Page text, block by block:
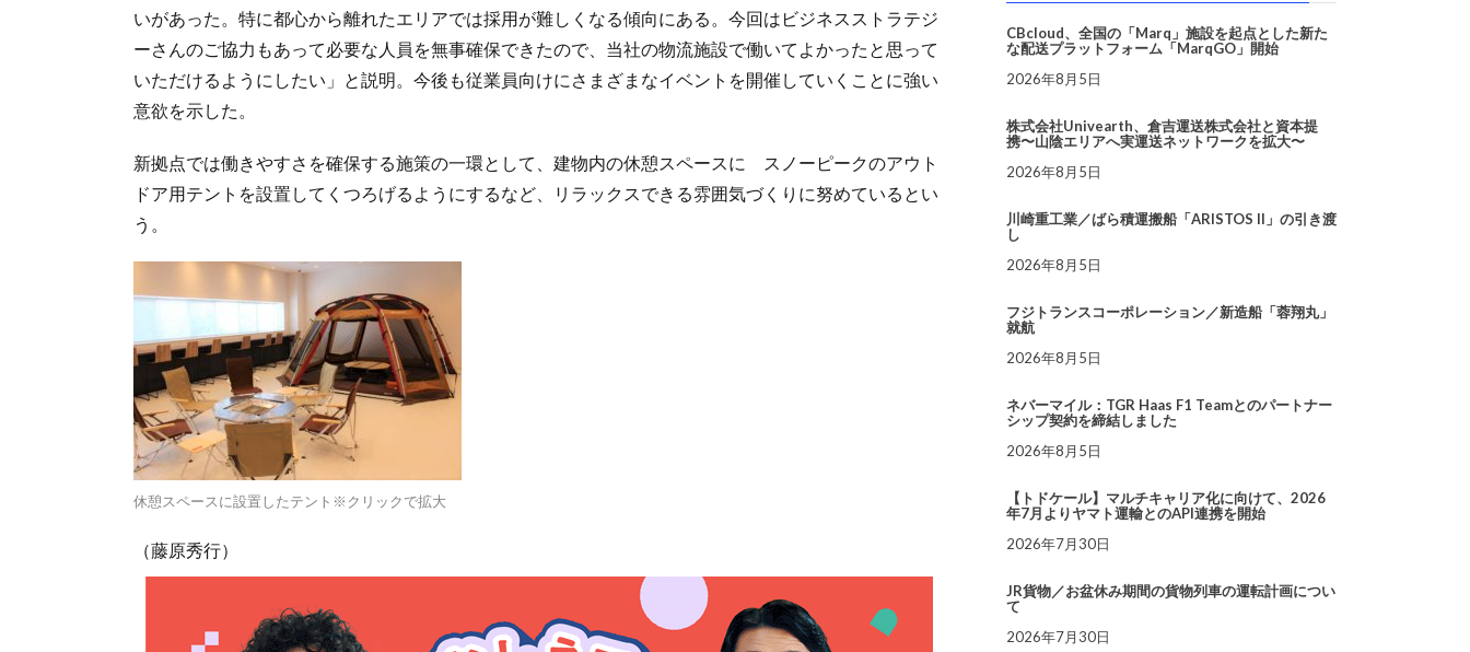
いがあった。特に都心から離れたエリアでは採用が難しくなる傾向にある。今回はビジネスストラテジ
ーさんのご協力もあって必要な人員を無事確保できたので、当社の物流施設で働いてよかったと思って
いただけるようにしたい」と説明。今後も従業員向けにさまざまなイベントを開催していくことに強い
意欲を示した。
新拠点では働きやすさを確保する施策の一環として、建物内の休憩スペースに スノーピークのアウト
ドア用テントを設置してくつろげるようにするなど、リラックスできる雰囲気づくりに努めているとい
う。
休憩スペースに設置したテント※クリックで拡大
（藤原秀行）
CBcloud、全国の「Marq」施設を起点とした新た
な配送プラットフォーム「MarqGO」開始
2026年8月5日
株式会社Univearth、倉吉運送株式会社と資本提
携〜山陰エリアへ実運送ネットワークを拡大〜
2026年8月5日
川崎重工業／ばら積運搬船「ARISTOS II」の引き渡
し
2026年8月5日
フジトランスコーポレーション／新造船「蓉翔丸」
就航
2026年8月5日
ネバーマイル：TGR Haas F1 Teamとのパートナー
シップ契約を締結しました
2026年8月5日
【トドケール】マルチキャリア化に向けて、2026
年7月よりヤマト運輸とのAPI連携を開始
2026年7月30日
JR貨物／お盆休み期間の貨物列車の運転計画につい
て
2026年7月30日